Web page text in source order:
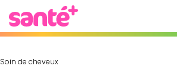
Soin de cheveux